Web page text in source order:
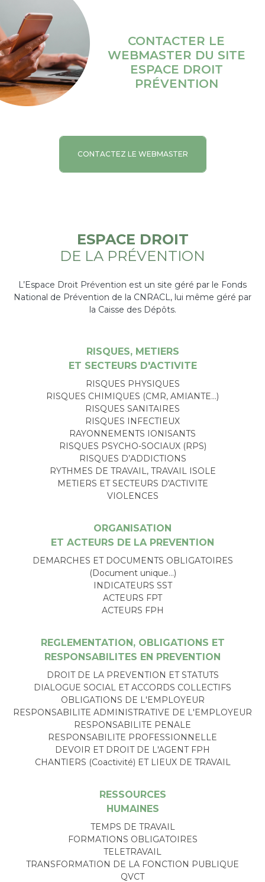
CONTACTER LE
WEBMASTER DU SITE
ESPACE DROIT
PRÉVENTION
CONTACTEZ LE WEBMASTER
ESPACE DROIT
DE LA PRÉVENTION
L’Espace Droit Prévention est un site géré par le Fonds
National de Prévention de la CNRACL, lui même géré par
la Caisse des Dépôts.
RISQUES, METIERS
ET SECTEURS D'ACTIVITE
RISQUES PHYSIQUES
RISQUES CHIMIQUES (CMR, AMIANTE…)
RISQUES SANITAIRES
RISQUES INFECTIEUX
RAYONNEMENTS IONISANTS
RISQUES PSYCHO-SOCIAUX (RPS)
RISQUES D’ADDICTIONS
RYTHMES DE TRAVAIL, TRAVAIL ISOLE
METIERS ET SECTEURS D'ACTIVITE
VIOLENCES
ORGANISATION
ET ACTEURS DE LA PREVENTION
DEMARCHES ET DOCUMENTS OBLIGATOIRES
(Document unique…)
INDICATEURS SST
ACTEURS FPT
ACTEURS FPH
REGLEMENTATION, OBLIGATIONS ET
RESPONSABILITES EN PREVENTION
DROIT DE LA PREVENTION ET STATUTS
DIALOGUE SOCIAL ET ACCORDS COLLECTIFS
OBLIGATIONS DE L'EMPLOYEUR
RESPONSABILITE ADMINISTRATIVE DE L'EMPLOYEUR
RESPONSABILITE PENALE
RESPONSABILITE PROFESSIONNELLE
DEVOIR ET DROIT DE L'AGENT FPH
CHANTIERS (Coactivité) ET LIEUX DE TRAVAIL
RESSOURCES
HUMAINES
TEMPS DE TRAVAIL
FORMATIONS OBLIGATOIRES
TELETRAVAIL
TRANSFORMATION DE LA FONCTION PUBLIQUE
QVCT